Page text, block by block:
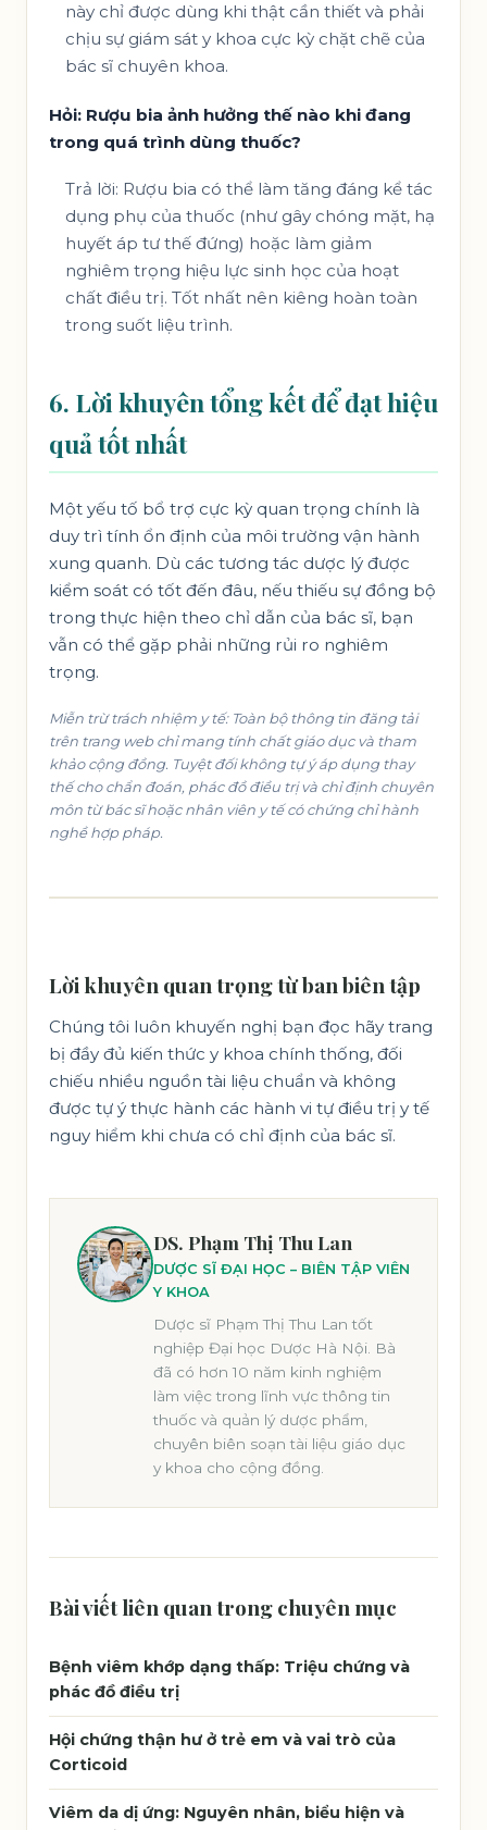
này chỉ được dùng khi thật cần thiết và phải
chịu sự giám sát y khoa cực kỳ chặt chẽ của
bác sĩ chuyên khoa.
Hỏi: Rượu bia ảnh hưởng thế nào khi đang
trong quá trình dùng thuốc?
Trả lời: Rượu bia có thể làm tăng đáng kể tác
dụng phụ của thuốc (như gây chóng mặt, hạ
huyết áp tư thế đứng) hoặc làm giảm
nghiêm trọng hiệu lực sinh học của hoạt
chất điều trị. Tốt nhất nên kiêng hoàn toàn
trong suốt liệu trình.
6. Lời khuyên tổng kết để đạt hiệu
quả tốt nhất
Một yếu tố bổ trợ cực kỳ quan trọng chính là
duy trì tính ổn định của môi trường vận hành
xung quanh. Dù các tương tác dược lý được
kiểm soát có tốt đến đâu, nếu thiếu sự đồng bộ
trong thực hiện theo chỉ dẫn của bác sĩ, bạn
vẫn có thể gặp phải những rủi ro nghiêm
trọng.
Miễn trừ trách nhiệm y tế: Toàn bộ thông tin đăng tải
trên trang web chỉ mang tính chất giáo dục và tham
khảo cộng đồng. Tuyệt đối không tự ý áp dụng thay
thế cho chẩn đoán, phác đồ điều trị và chỉ định chuyên
môn từ bác sĩ hoặc nhân viên y tế có chứng chỉ hành
nghề hợp pháp.
Lời khuyên quan trọng từ ban biên tập
Chúng tôi luôn khuyến nghị bạn đọc hãy trang
bị đầy đủ kiến thức y khoa chính thống, đối
chiếu nhiều nguồn tài liệu chuẩn và không
được tự ý thực hành các hành vi tự điều trị y tế
nguy hiểm khi chưa có chỉ định của bác sĩ.
DS. Phạm Thị Thu Lan
DƯỢC SĨ ĐẠI HỌC – BIÊN TẬP VIÊN
Y KHOA
Dược sĩ Phạm Thị Thu Lan tốt
nghiệp Đại học Dược Hà Nội. Bà
đã có hơn 10 năm kinh nghiệm
làm việc trong lĩnh vực thông tin
thuốc và quản lý dược phẩm,
chuyên biên soạn tài liệu giáo dục
y khoa cho cộng đồng.
Bài viết liên quan trong chuyên mục
Bệnh viêm khớp dạng thấp: Triệu chứng và
phác đồ điều trị
Hội chứng thận hư ở trẻ em và vai trò của
Corticoid
Viêm da dị ứng: Nguyên nhân, biểu hiện và